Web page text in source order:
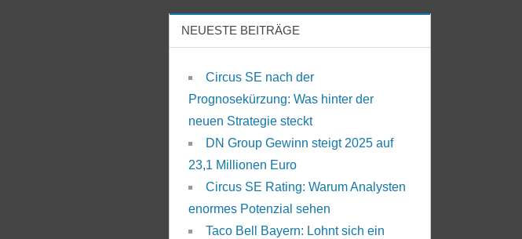
NEUESTE BEITRÄGE
Circus SE nach der
Prognosekürzung: Was hinter der
neuen Strategie steckt
DN Group Gewinn steigt 2025 auf
23,1 Millionen Euro
Circus SE Rating: Warum Analysten
enormes Potenzial sehen
Taco Bell Bayern: Lohnt sich ein